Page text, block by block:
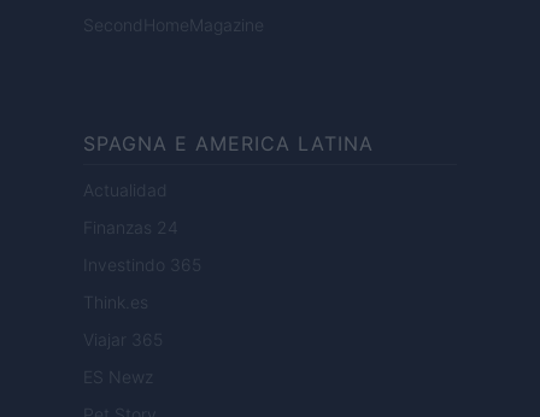
SecondHomeMagazine
SPAGNA E AMERICA LATINA
Actualidad
Finanzas 24
Investindo 365
Think.es
Viajar 365
ES Newz